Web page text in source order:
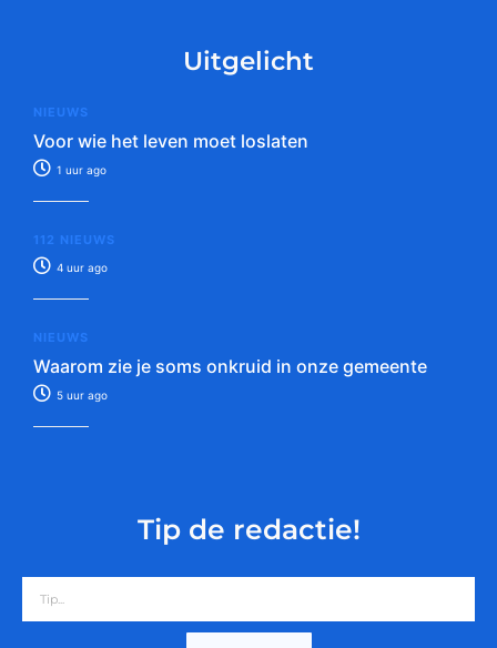
Uitgelicht
NIEUWS
Voor wie het leven moet loslaten
1 uur ago
112 NIEUWS
4 uur ago
NIEUWS
Waarom zie je soms onkruid in onze gemeente
5 uur ago
Tip de redactie!